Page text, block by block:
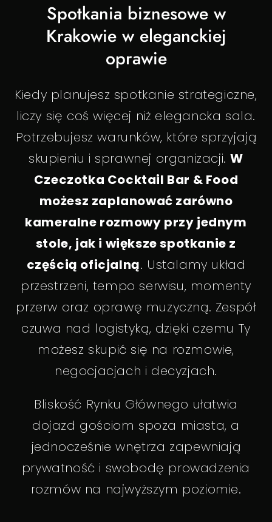
Spotkania biznesowe w
Krakowie w eleganckiej
oprawie
Kiedy planujesz spotkanie strategiczne,
liczy się coś więcej niż elegancka sala.
Potrzebujesz warunków, które sprzyjają
skupieniu i sprawnej organizacji.W
Czeczotka Cocktail Bar & Food
możesz zaplanować zarówno
kameralne rozmowy przy jednym
stole, jak i większe spotkanie z
częścią oficjalną. Ustalamy układ
przestrzeni, tempo serwisu, momenty
przerw oraz oprawę muzyczną. Zespół
czuwa nad logistyką, dzięki czemu Ty
możesz skupić się na rozmowie,
negocjacjach i decyzjach.
Bliskość Rynku Głównego ułatwia
dojazd gościom spoza miasta, a
jednocześnie wnętrza zapewniają
prywatność i swobodę prowadzenia
rozmów na najwyższym poziomie.